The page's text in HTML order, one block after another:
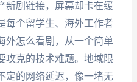
新剧链接，屏幕却卡在缓
每个留学生、海外工作者
外怎么看剧，从一个简单
攻克的技术难题。地域限
定的网络延迟，像一堵无